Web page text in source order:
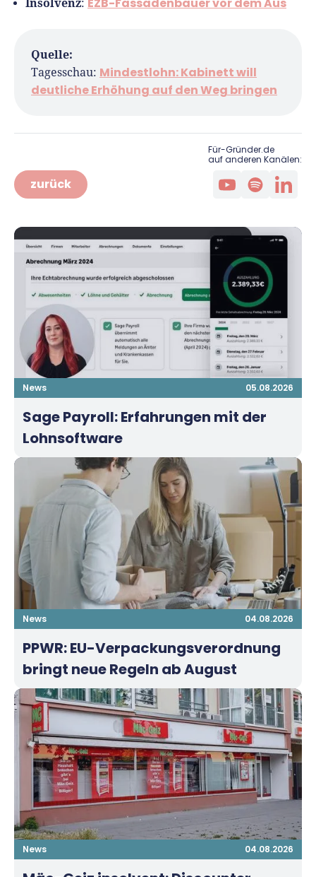
: EZB-Fassadenbauer vor dem Aus
Quelle:
Tagesschau: Mindestlohn: Kabinett will
deutliche Erhöhung auf den Weg bringen
zurück
Für-Gründer.de
auf anderen Kanälen:
05.08.2026
News
Sage Payroll: Erfahrungen mit der
Lohnsoftware
04.08.2026
News
PPWR: EU-Verpackungsverordnung
bringt neue Regeln ab August
04.08.2026
News